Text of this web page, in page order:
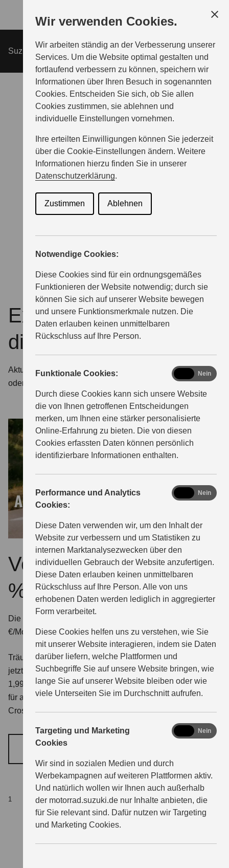
Wir verwenden Cookies.
Wir arbeiten ständig an der Verbesserung unserer
Services. Um die Website optimal gestalten und
fortlaufend verbessern zu können, speichern wir
Informationen über Ihren Besuch in sogenannten
Cookies. Entscheiden Sie sich, ob Sie allen
Cookies zustimmen, sie ablehnen und
individuelle Einstellungen vornehmen.
Ihre erteilten Einwilligungen können Sie jederzeit
über die Cookie-Einstellungen ändern. Weitere
Informationen hierzu finden Sie in unserer
Datenschutzerklärung.
Zustimmen Ablehnen
Notwendige Cookies:
Diese Cookies sind für ein ordnungsgemäßes
Funktionieren der Website notwendig; durch sie
können Sie sich auf unserer Website bewegen
und unsere Funktionsmerkmale nutzen. Die
Daten erlauben keinen unmittelbaren
Rückschluss auf Ihre Person.
Funktionale Cookies:
Durch diese Cookies kann sich unsere Website
die von Ihnen getroffenen Entscheidungen
merken, um Ihnen eine stärker personalisierte
Online-Erfahrung zu bieten. Die von diesen
Cookies erfassten Daten können persönlich
identifizierbare Informationen enthalten.
functional
Nein
Performance und Analytics
Cookies:
Diese Daten verwenden wir, um den Inhalt der
Website zur verbessern und um Statistiken zu
internen Marktanalysezwecken über den
individuellen Gebrauch der Website anzufertigen.
Diese Daten erlauben keinen unmittelbaren
Rückschluss auf Ihre Person. Alle von uns
erhobenen Daten werden lediglich in aggregierter
Form verarbeitet.
Diese Cookies helfen uns zu verstehen, wie Sie
mit unserer Website interagieren, indem sie Daten
darüber liefern, welche Plattformen und
Suchbegriffe Sie auf unsere Website bringen, wie
lange Sie auf unserer Website bleiben oder wie
viele Unterseiten Sie im Durchschnitt aufrufen.
analyticsNein
Targeting und Marketing
Cookies
Wir sind in sozialen Medien und durch
Werbekampagnen auf weiteren Plattformen aktiv.
Und natürlich wollen wir Ihnen auch außerhalb
der motorrad.suzuki.de nur Inhalte anbieten, die
für Sie relevant sind. Dafür nutzen wir Targeting
und Marketing Cookies.
marketing
Nein
Hauptinhalt
MODELLE
PROBEFAHRT
BERATUNG & KAUF
INFORMATIONEN
SERVICE & ZUBEHÖR
MAGAZIN
Suzuki GSX-R125 ANGEBOTE
Exklusive Angebote für
die Suzuki GSX-R125
Aktuelle Aktionen und Finanzierungen, die dir das Auf-
oder Umsteigen extraleicht machen. Jetzt entdecken!
Von 0 auf deins in 1,99
%
Die Ballonfinanzierung für die GSX-R125 ab 39,00
€/Monat¹
Träume können nicht immer warten – deshalb bringen wir
jetzt unsere attraktive Ballonfinanzierung an den Start: ab
1,99 % effektivem Jahreszins, ohne Anzahlung möglich,
für alle neuenstraßenzugelassenenModelle. Vom Power-
Crossover bis zum Scooter.
1 Ballonfinanzierung:Fahrzeugpreis (UVP) 3.990,00
Euro, zzgl. händlerabhängiger Fracht- und
Nebenkosten; Nettokreditbetrag: 3.203,32 Euro;